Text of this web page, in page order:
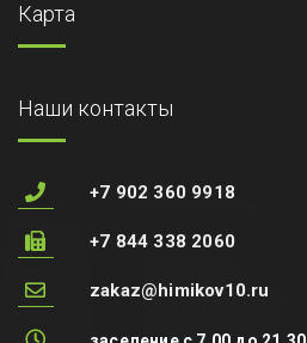
Карта
Наши контакты
+7 902 360 9918
+7 844 338 2060
zakaz@himikov10.ru